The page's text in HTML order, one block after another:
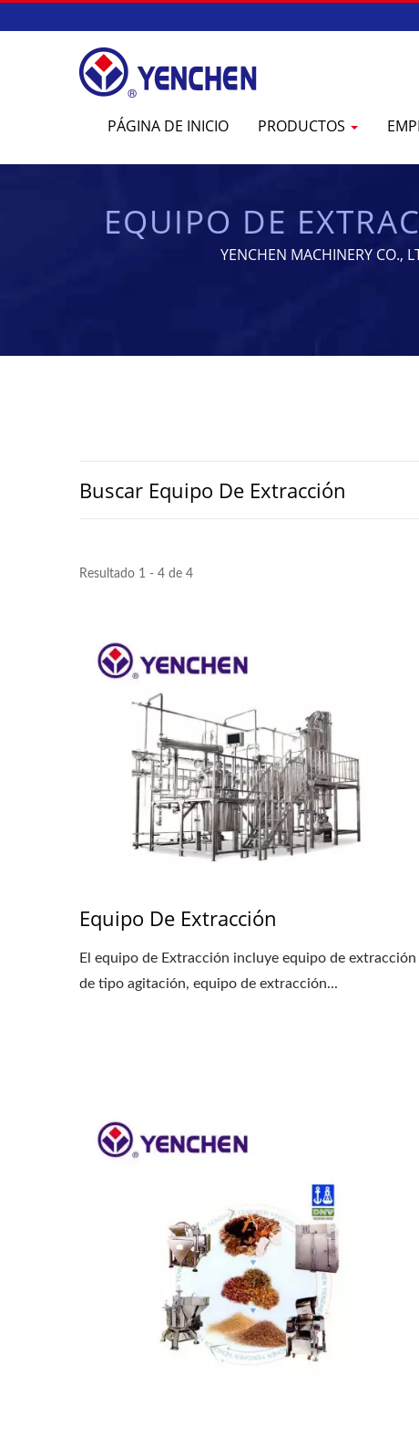
PÁGINA DE INICIO PRODUCTOS
EQUIPO DE
DE
YENCHEN MACHINERY
Buscar Equipo De Extracción
Resultado 1 - 4 de 4
Equipo De Extracción
El equipo de Extracción incluye equipo de extracción
de tipo agitación, equipo de extracción...